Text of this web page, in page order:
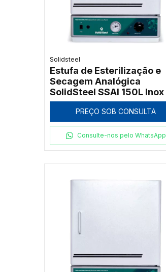
Solidsteel
Estufa de Esterilização e
Secagem Analógica
SolidSteel SSAI 150L Inox
PREÇO SOB CONSULTA
Consulte-nos pelo WhatsApp